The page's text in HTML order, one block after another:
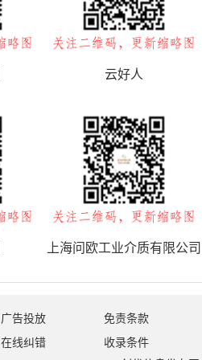
云好人
上海问欧工业介质有限公司
广告投放 免责条款
在线纠错 收录条件